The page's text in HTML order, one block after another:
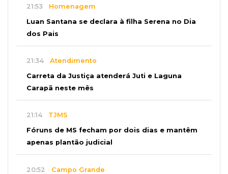
21:53 Homenagem
Luan Santana se declara à filha Serena no Dia
dos Pais
21:34 Atendimento
Carreta da Justiça atenderá Juti e Laguna
Carapã neste mês
21:14 TJMS
Fóruns de MS fecham por dois dias e mantêm
apenas plantão judicial
20:52 Campo Grande